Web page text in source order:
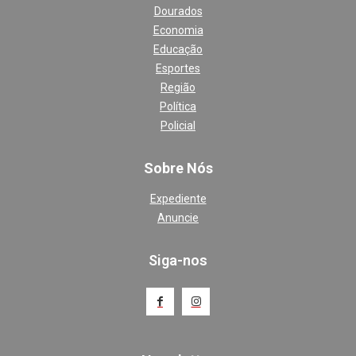
Dourados
Economia
Educação
Esportes
Região
Política
Policial
Sobre Nós
Expediente
Anuncie
Siga-nos